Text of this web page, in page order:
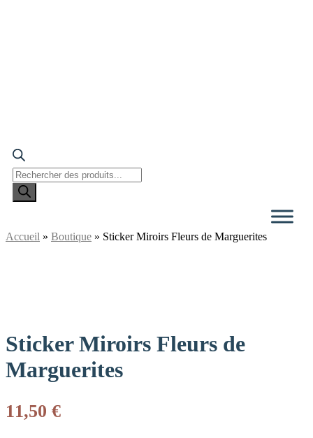
Recherche
de
Accueil » Boutique » Sticker Miroirs Fleurs de Marguerites
Sticker Miroirs Fleurs de
Marguerites
11,50 €